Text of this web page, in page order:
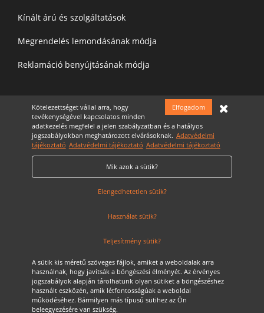
Kínált árú és szolgáltatások
Megrendelés lemondásának módja
Reklamáció benyújtásának módja
Felíratkozás a hírelevélre
Adatvédelmi nyilatkozatot
Szerzői jog © 2020 JSI Auto. Minden jog fenntarva
Elfogadom
Kötelezettséget vállal arra, hogy
tevékenységével kapcsolatos minden
adatkezelés megfelel a jelen szabályzatban és a hatályos
jogszabályokban meghatározott elvárásoknak. Adatvédelmi
tájékoztató Adatvédelmi tájékoztató Adatvédelmi tájékoztató
Mik azok a sütik?
Elengedhetetlen sütik?
Használat sütik?
Teljesítmény sütik?
A sütik kis méretű szöveges fájlok, amiket a weboldalak arra
használnak, hogy javítsák a böngészési élményét. Az érvényes
jogszabályok alapján tárolhatunk olyan sütiket a böngészéshez
használt eszközén, amik létfontosságúak a weboldal
működéséhez. Bármilyen más típusú sütihez az Ön
beleegyezésére van szükség.